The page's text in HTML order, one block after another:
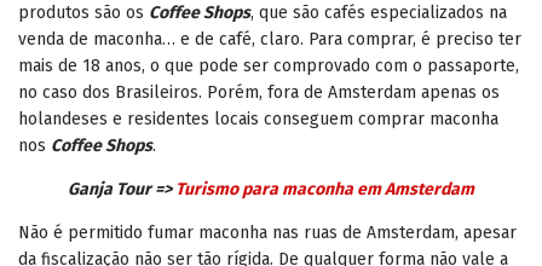
produtos são os Coffee Shops, que são cafés especializados na
venda de maconha… e de café, claro. Para comprar, é preciso ter
mais de 18 anos, o que pode ser comprovado com o passaporte,
no caso dos Brasileiros. Porém, fora de Amsterdam apenas os
holandeses e residentes locais conseguem comprar maconha
nos Coffee Shops.
Ganja Tour => Turismo para maconha em Amsterdam
Não é permitido fumar maconha nas ruas de Amsterdam, apesar
da fiscalização não ser tão rígida. De qualquer forma não vale a